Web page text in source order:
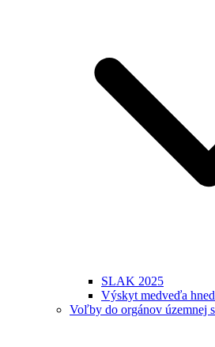
SLAK 2025
Výskyt medveďa
Voľby do orgánov územnej